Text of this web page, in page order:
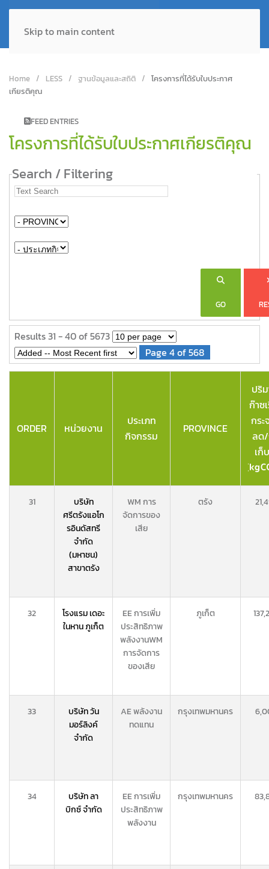
Skip to main content
Home LESS ฐานข้อมูลและสถิติ
โครงการที่ได้รับใบประกาศ
เกียรติคุณ
FEED ENTRIES
โครงการที่ได้รับใบประกาศเกียรติคุณ
Search / Filtering
GO
Results 31 - 40 of 5673
Page 4 of 568
ORDER หน่วยงาน
ประเภท
กิจกรรม
PROVINCE
ปริ
ก๊าซ
กร
ลด
เก็
31
บริษัท
ศรีตรังแอโก
รอินดัสทรี
จำกัด
(มหาชน)
สาขาตรัง
WM การ
จัดการของ
เสีย
ตรัง
32
โรงแรม เดอะ
ในหาน ภูเก็ต
EE การเพิ่ม
ประสิทธิภาพ
พลังงานWM
การจัดการ
ของเสีย
ภูเก็ต
33
บริษัท วัน
มอร์ลิงค์
จำกัด
AE พลังงาน
ทดแทน
กรุงเทพมหานคร
34
บริษัท ลา
บิกซ์ จำกัด
EE การเพิ่ม
ประสิทธิภาพ
พลังงาน
กรุงเทพมหานคร